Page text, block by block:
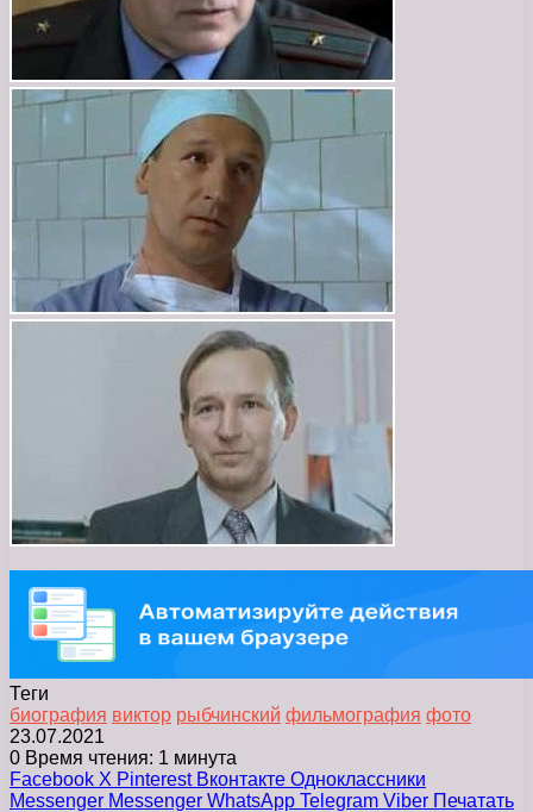
Теги
биография виктор рыбчинский фильмография фото
23.07.2021
0 Время чтения: 1 минута
Facebook X Pinterest Вконтакте Одноклассники
Messenger Messenger WhatsApp Telegram Viber Печатать